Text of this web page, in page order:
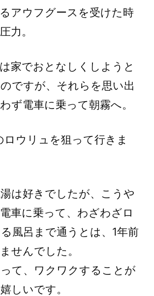
アウフグースを受けた時
力。
家でおとなしくしようと
ですが、それらを思い出
ず電車に乗って朝霧へ。
ロウリュを狙って行きま
は好きでしたが、こうや
車に乗って、わざわざロ
風呂まで通うとは、1年前
せんでした。
て、ワクワクすることが
しいです。